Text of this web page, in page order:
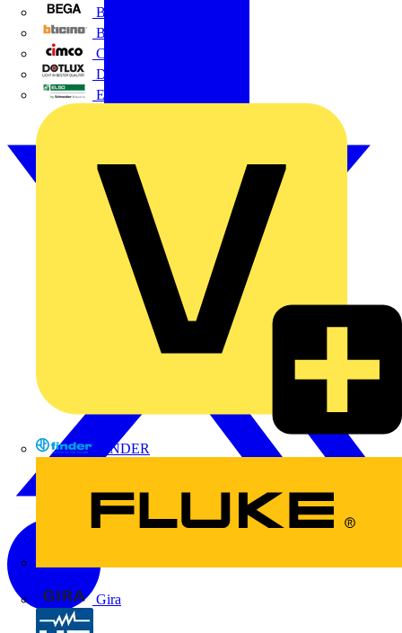
Bega
Bticino
Cimco
DOTLUX GmbH
Elso
FINDER
Gira